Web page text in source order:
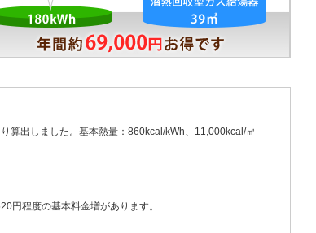
出しました。基本熱量：860kcal/kWh、11,000kcal/㎥
円程度の基本料金増があります。